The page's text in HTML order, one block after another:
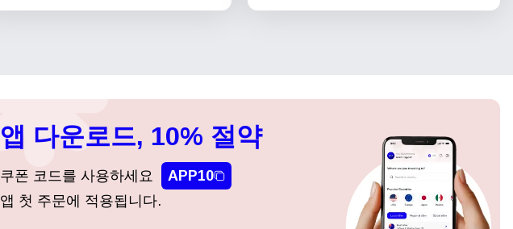
앱 다운로드, 10% 절약
쿠폰 코드를 사용하세요
APP10
앱 첫 주문에 적용됩니다.